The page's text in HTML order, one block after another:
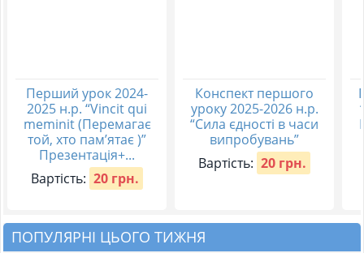
Перший урок 2024-
2025 н.р. “Vincit qui
meminit (Перемагає
той, хто пам’ятає )”
Презентація+...
Вартість: 20 грн.
Конспект першого
уроку 2025-2026 н.р.
“Сила єдності в часи
випробувань”
Вартість: 20 грн.
ПОПУЛЯРНІ ЦЬОГО ТИЖНЯ